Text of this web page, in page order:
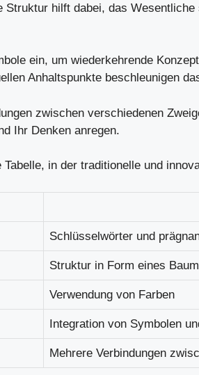
hilft dabei, das
ein, um wiederkehrende
Anhaltspunkte beschleunigen
zwischen verschiedenen
Ihr Denken anregen.
in der traditionelle und
Schlüsselwörter und
Struktur in Form eines
Verwendung von Farben
Integration von Symbolen
Mehrere Verbindungen